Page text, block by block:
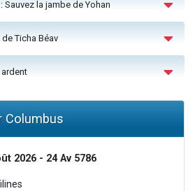
: Sauvez la jambe de Yohan
Ticha Béav
Columbus
2026 - 24 Av 5786